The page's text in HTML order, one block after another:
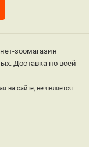
зоомагазин
Доставка по всей
на сайте, не является